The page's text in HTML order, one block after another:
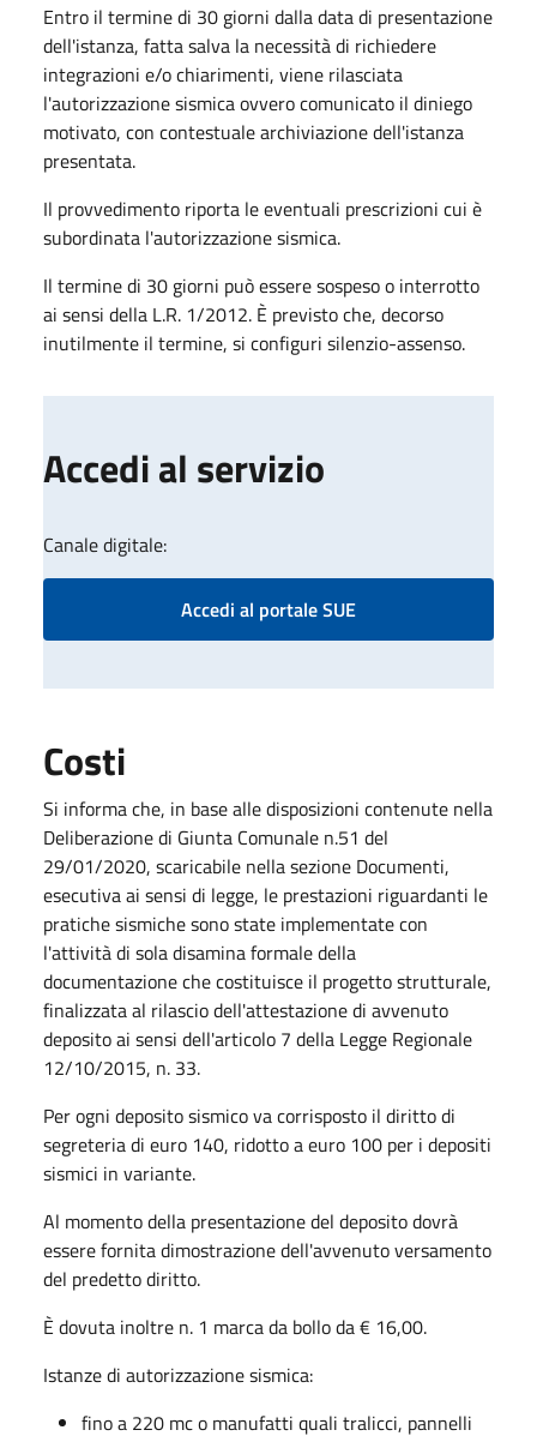
Entro il termine di 30 giorni dalla data di presentazione
dell'istanza, fatta salva la necessità di richiedere
integrazioni e/o chiarimenti, viene rilasciata
l'autorizzazione sismica ovvero comunicato il diniego
motivato, con contestuale archiviazione dell'istanza
presentata.
Il provvedimento riporta le eventuali prescrizioni cui è
subordinata l'autorizzazione sismica.
Il termine di 30 giorni può essere sospeso o interrotto
ai sensi della L.R. 1/2012. È previsto che, decorso
inutilmente il termine, si configuri silenzio-assenso.
Accedi al servizio
Canale digitale:
Accedi al portale SUE
Costi
Si informa che, in base alle disposizioni contenute nella
Deliberazione di Giunta Comunale n.51 del
29/01/2020, scaricabile nella sezione Documenti,
esecutiva ai sensi di legge, le prestazioni riguardanti le
pratiche sismiche sono state implementate con
l'attività di sola disamina formale della
documentazione che costituisce il progetto strutturale,
finalizzata al rilascio dell'attestazione di avvenuto
deposito ai sensi dell'articolo 7 della Legge Regionale
12/10/2015, n. 33.
Per ogni deposito sismico va corrisposto il diritto di
segreteria di euro 140, ridotto a euro 100 per i depositi
sismici in variante.
Al momento della presentazione del deposito dovrà
essere fornita dimostrazione dell'avvenuto versamento
del predetto diritto.
È dovuta inoltre n. 1 marca da bollo da € 16,00.
Istanze di autorizzazione sismica:
fino a 220 mc o manufatti quali tralicci, pannelli